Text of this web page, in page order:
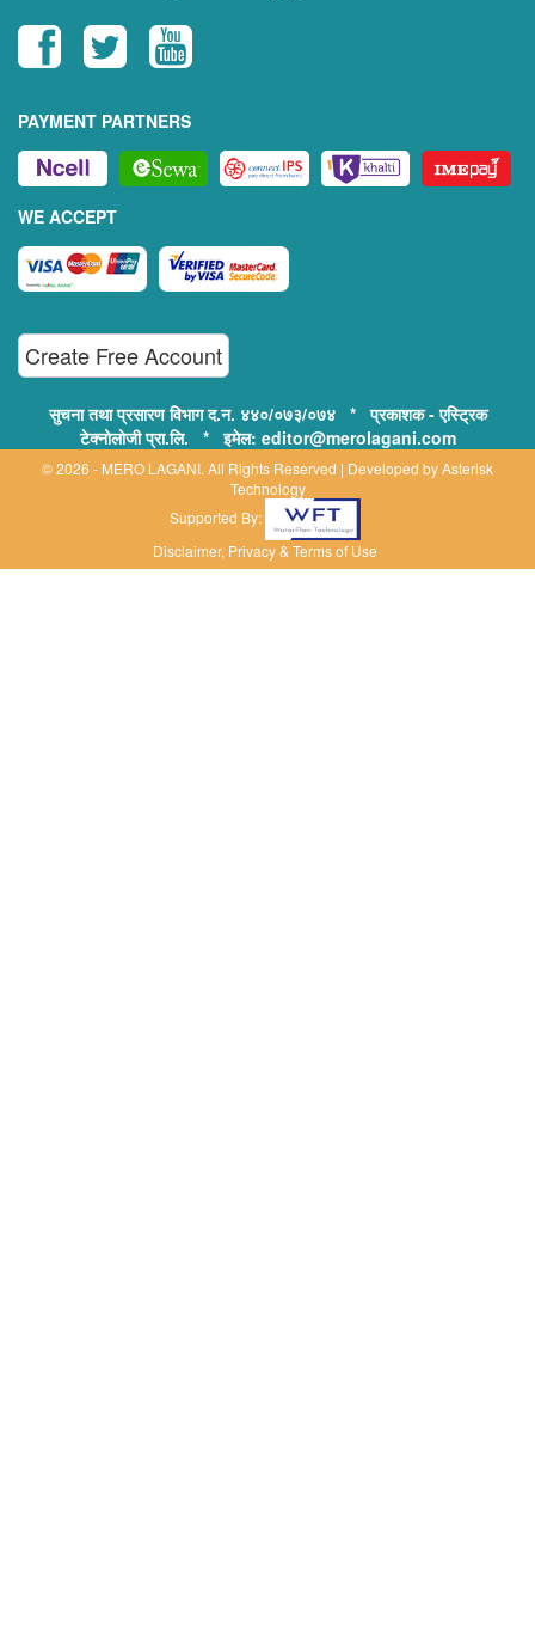
PAYMENT PARTNERS
WE ACCEPT
Create Free Account
सुचना तथा प्रसारण विभाग द.न. ४४०/०७३/०७४ * प्रकाशक - एस्ट्रिक
टेक्नोलोजी प्रा.लि. * इमेल: editor@merolagani.com
© 2026 - MERO LAGANI. All Rights Reserved | Developed byAsterisk
Technology
Supported By:
Disclaimer, Privacy & Terms of Use